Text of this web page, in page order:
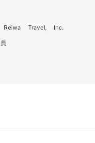
Travel, Inc.